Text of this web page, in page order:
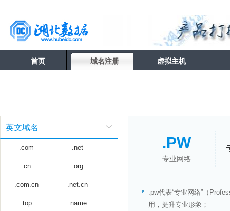
首页 域名注册 虚拟主机
英文域名
.com .net
.cn .org
.com.cn .net.cn
.top .name
.PW
专业网络
.pw代表“专业网络”（
用，提升专业形象；